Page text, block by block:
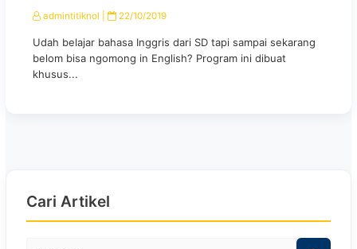
admintitiknol | 22/10/2019
Udah belajar bahasa Inggris dari SD tapi sampai sekarang
belom bisa ngomong in English? Program ini dibuat
khusus...
Cari Artikel